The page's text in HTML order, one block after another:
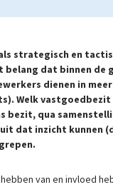
strategisch en
dat binnen de
dienen in
Welk
bezit, qua
dat inzicht kunnen
van en invloed